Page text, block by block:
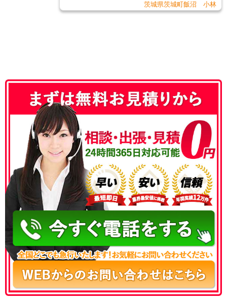
茨城県茨城町飯沼 小林
050-3186-4780